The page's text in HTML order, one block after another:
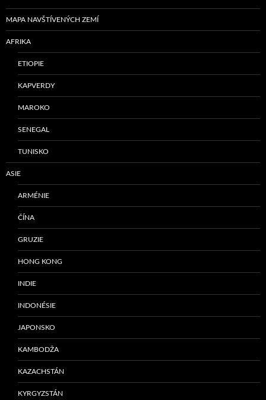
MAPA NAVŠTÍVENÝCH ZEMÍ
AFRIKA
ETIOPIE
KAPVERDY
MAROKO
SENEGAL
TUNISKO
ASIE
ARMÉNIE
ČÍNA
GRUZIE
HONG KONG
INDIE
INDONÉSIE
JAPONSKO
KAMBODŽA
KAZACHSTÁN
KYRGYZSTÁN